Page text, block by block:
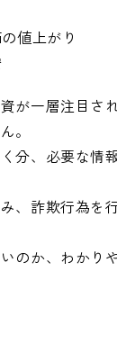
値上がり
が一層注目さ
。
分、必要な情
、詐欺行為を
のか、わかり